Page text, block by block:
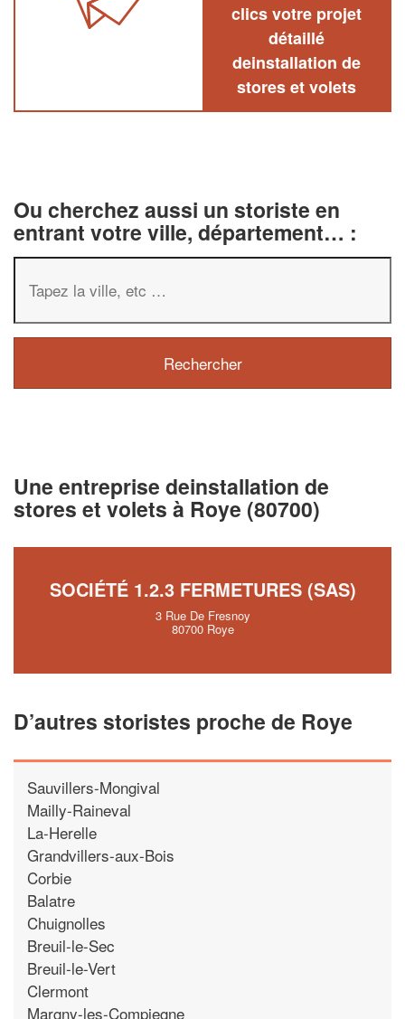
clics votre projet
détaillé
deinstallation de
stores et volets
Ou cherchez aussi un storiste en
entrant votre ville, département… :
Une entreprise deinstallation de
stores et volets à Roye (80700)
SOCIÉTÉ 1.2.3 FERMETURES (SAS)
3 Rue De Fresnoy
80700 Roye
D’autres storistes proche de Roye
Sauvillers-Mongival
Mailly-Raineval
La-Herelle
Grandvillers-aux-Bois
Corbie
Balatre
Chuignolles
Breuil-le-Sec
Breuil-le-Vert
Clermont
Margny-les-Compiegne